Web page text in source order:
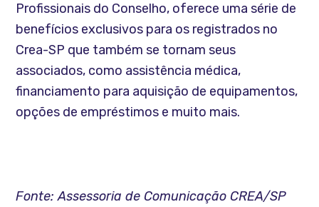
Profissionais do Conselho, oferece uma série de
benefícios exclusivos para os registrados no
Crea-SP que também se tornam seus
associados, como assistência médica,
financiamento para aquisição de equipamentos,
opções de empréstimos e muito mais.
Fonte: Assessoria de Comunicação CREA/SP